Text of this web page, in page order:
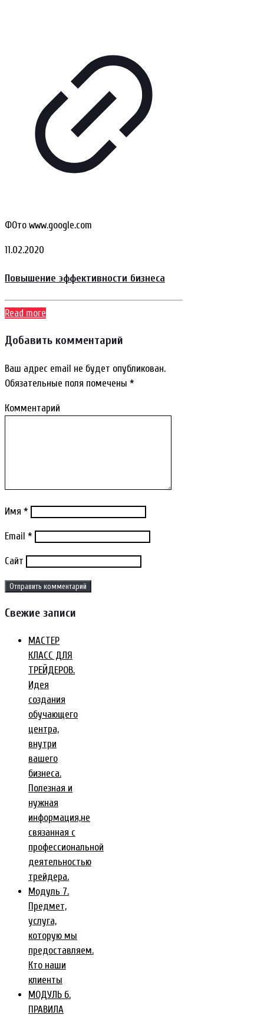
ФОто www.google.com
11.02.2020
Повышение эффективности бизнеса
Read more
Добавить комментарий
Ваш адрес email не будет опубликован.
Обязательные поля помечены *
Комментарий
Имя *
Email *
Сайт
Свежие записи
МАСТЕР
КЛАСС ДЛЯ
ТРЕЙДЕРОВ.
Идея
создания
обучающего
центра,
внутри
вашего
бизнеса.
Полезная и
нужная
информация,не
связанная с
профессиональной
деятельностью
трейдера.
Модуль 7.
Предмет,
услуга,
которую мы
предоставляем.
Кто наши
клиенты
МОДУЛЬ 6.
ПРАВИЛА